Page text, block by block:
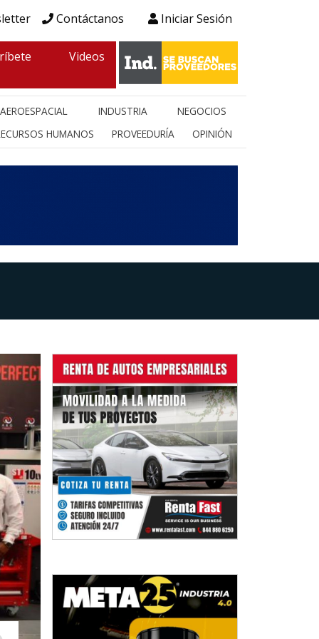
Contáctanos Iniciar Sesión
Videos
AEROESPACIAL INDUSTRIA
NEGOCIOS
HUMANOS
PROVEEDURÍA OPINIÓN